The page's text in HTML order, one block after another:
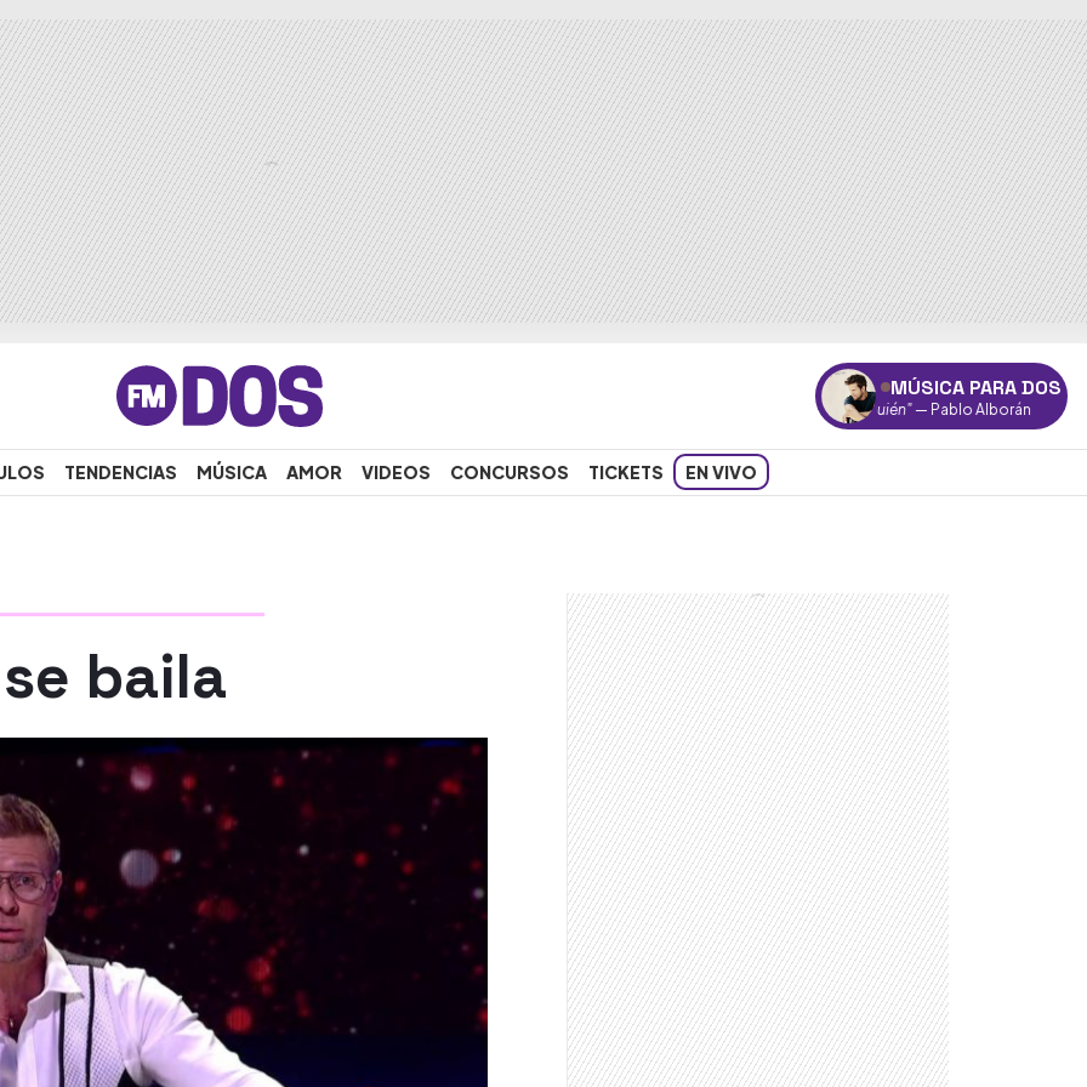
MÚSICA PARA DOS
"Quién"— Pablo Alborán
TENDENCIAS MÚSICA AMOR VIDEOS CONCURSOS TICKETS EN VIVO
baila